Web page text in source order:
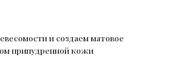
и создаем матовое
припудренной кожи